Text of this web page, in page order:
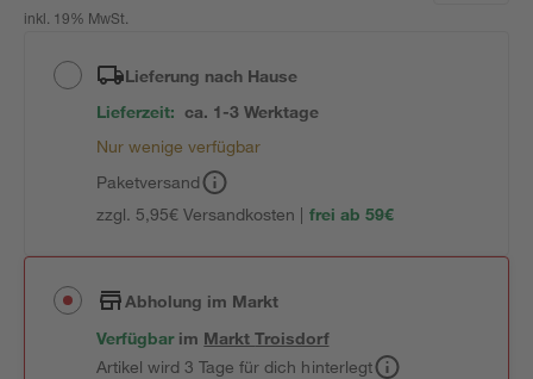
inkl. 19% MwSt.
Lieferung nach Hause
Lieferzeit: ca. 1-3 Werktage
Nur wenige verfügbar
Paketversand
zzgl. 5,95€ Versandkosten | frei ab 59€
Abholung im Markt
Verfügbar im MarktTroisdorf
Artikel wird 3 Tage für dich hinterlegt